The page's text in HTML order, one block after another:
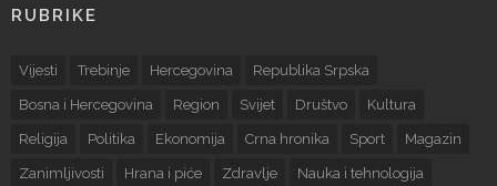
RUBRIKE
Vijesti Trebinje Hercegovina Republika Srpska
Bosna i Hercegovina Region Svijet Društvo Kultura
Religija Politika Ekonomija Crna hronika Sport Magazin
Zanimljivosti Hrana i piće Zdravlje Nauka i tehnologija